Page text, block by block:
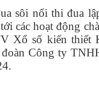
sôi nổi thi đua
các hoạt động
Xổ số kiến thiết
Công ty